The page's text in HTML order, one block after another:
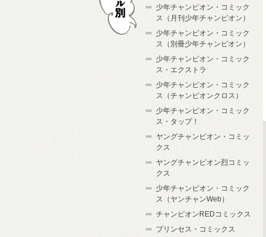
少年チャンピオン・コミック
ス（月刊少年チャンピオン）
少年チャンピオン・コミック
ス（別冊少年チャンピオン）
少年チャンピオン・コミック
ス・エクストラ
少年チャンピオン・コミック
ス（チャンピオンクロス）
少年チャンピオン・コミック
ス・タップ！
ヤングチャンピオン・コミッ
クス
ヤングチャンピオン烈コミッ
クス
少年チャンピオン・コミック
ス（ヤンチャンWeb）
チャンピオンREDコミックス
プリンセス・コミックス